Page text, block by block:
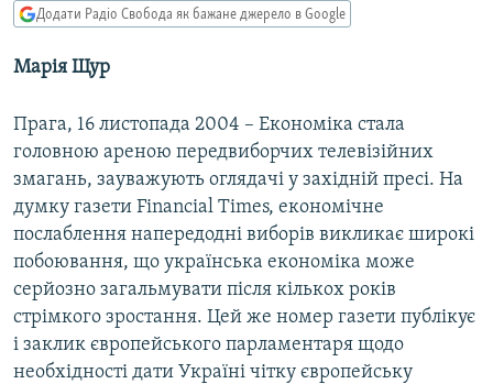
до
КУЛЬТУРА
СПОРТ
СВІТ
КРИМ.РЕАЛІЇ
ТИ ЯК?
КИТАЙ.ВИКЛИКИ
МУЛЬТИМЕДІА
ФОТО
СПЕЦПРОЄКТИ
ПОДКАСТИ
КРИМ РЕАЛІЇ
Додати Радіо Свобода як бажане джерело в Google
Марія Щур
Прага, 16 листопада 2004 – Економіка стала
головною ареною передвиборчих телевізійних
змагань, зауважують оглядачі у західній пресі. На
думку газети Financial Times, економічне
послаблення напередодні виборів викликає широкі
побоювання, що українська економіка може
серйозно загальмувати після кількох років
стрімкого зростання. Цей же номер газети публікує
і заклик європейського парламентаря щодо
необхідності дати Україні чітку європейську